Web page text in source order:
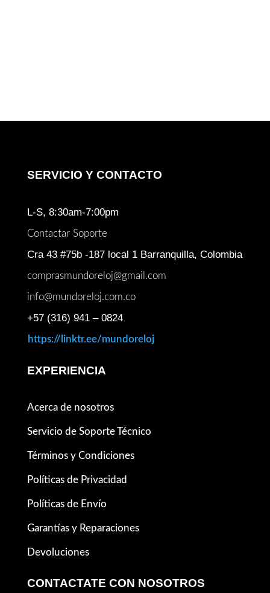
SERVICIO Y CONTACTO
L-S, 8:30am-7:00pm
Contactar Soporte
Cra 43 #75b -187 local 1 Barranquilla, Colombia
comprasmundoreloj@gmail.com
info@mundoreloj.com.co
+57 (316) 941 – 0824
https://linktr.ee/mundoreloj
EXPERIENCIA
Acerca de nosotros
Servicio de Soporte Técnico
Términos y Condiciones
Políticas de Privacidad
Políticas de Envío
Garantías y Reparaciones
Devoluciones
CONTACTATE CON NOSOTROS